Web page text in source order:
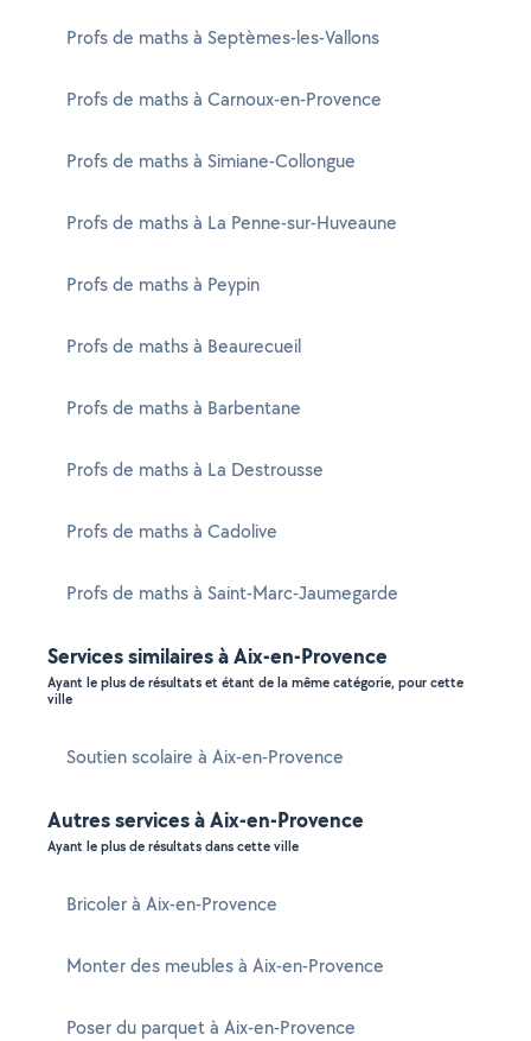
Profs de maths à Septèmes-les-Vallons
Profs de maths à Carnoux-en-Provence
Profs de maths à Simiane-Collongue
Profs de maths à La Penne-sur-Huveaune
Profs de maths à Peypin
Profs de maths à Beaurecueil
Profs de maths à Barbentane
Profs de maths à La Destrousse
Profs de maths à Cadolive
Profs de maths à Saint-Marc-Jaumegarde
Services similaires à Aix-en-Provence
Ayant le plus de résultats et étant de la même catégorie, pour cette
ville
Soutien scolaire à Aix-en-Provence
Autres services à Aix-en-Provence
Ayant le plus de résultats dans cette ville
Bricoler à Aix-en-Provence
Monter des meubles à Aix-en-Provence
Poser du parquet à Aix-en-Provence